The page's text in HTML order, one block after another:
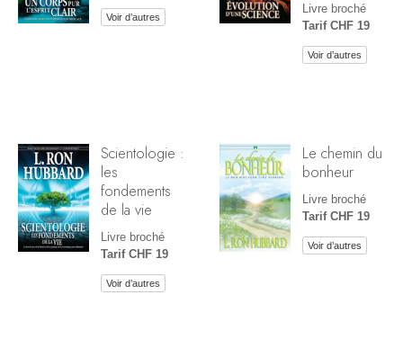
Voir d’autres
Livre broché
Tarif CHF 19
Voir d’autres
Scientologie :
les
fondements
de la vie
Livre broché
Tarif CHF 19
Voir d’autres
Le chemin du
bonheur
Livre broché
Tarif CHF 19
Voir d’autres